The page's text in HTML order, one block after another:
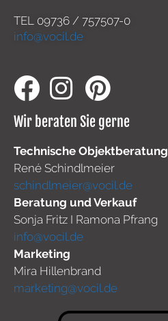
TEL 09736 / 757507-0
info@vocil.de
Wir beraten Sie gerne
Technische Objektberatung
René Schindlmeier
schindlmeier@vocil.de
Beratung und Verkauf
Sonja Fritz I Ramona Pfrang
info@vocil.de
Marketing
Mira Hillenbrand
marketing@vocil.de